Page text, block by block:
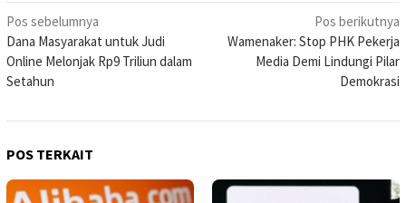
Navigasi
pos
Pos sebelumnya
Dana Masyarakat untuk Judi
Online Melonjak Rp9 Triliun dalam
Setahun
Pos berikutnya
Wamenaker: Stop PHK Pekerja
Media Demi Lindungi Pilar
Demokrasi
POS TERKAIT